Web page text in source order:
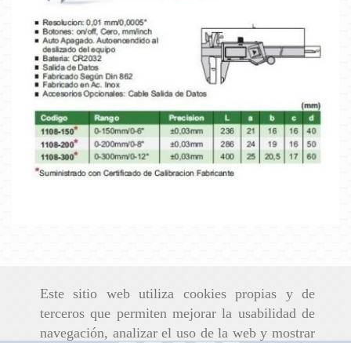
Este sitio web utiliza cookies propias y de
terceros que permiten mejorar la usabilidad de
navegación, analizar el uso de la web y mostrar